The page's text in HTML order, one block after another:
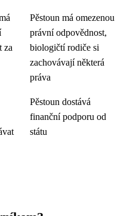
za
Pěstoun má omezenou
právní odpovědnost,
biologičtí rodiče si
zachovávají některá
práva
Pěstoun dostává
finanční podporu od
státu